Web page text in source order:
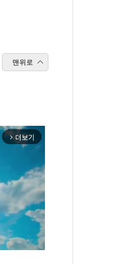
맨위로
arrow_forward_ios 더보기